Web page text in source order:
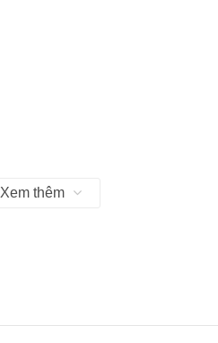
Xem thêm